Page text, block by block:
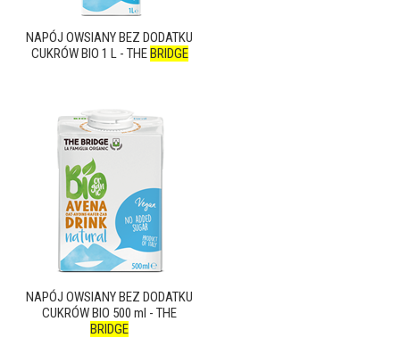
NAPÓJ OWSIANY BEZ DODATKU
CUKRÓW BIO 1 L - THEBRIDGE
NAPÓJ OWSIANY BEZ DODATKU
CUKRÓW BIO 500 ml - THE
BRIDGE